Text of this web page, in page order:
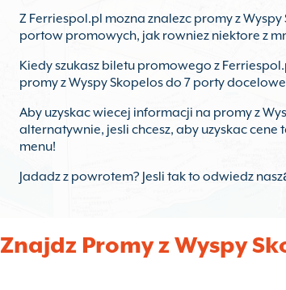
Z Ferriespol.pl mozna znalezc promy z
portow promowych, jak rowniez niektore z
Kiedy szukasz biletu promowego z
promy z Wyspy Skopelos do 7 porty
Aby uzyskac wiecej informacji na promy z
alternatywnie, jesli chcesz, aby uzyskac
menu!
Jadadz z powrotem? Jesli tak to odwiedz
Znajdz Promy z Wyspy